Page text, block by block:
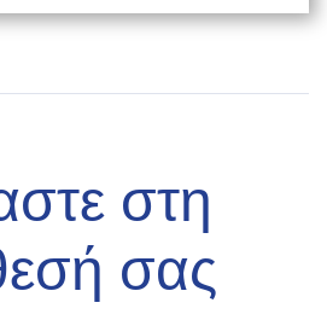
στη
σας